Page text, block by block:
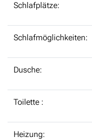
Schlafplätze:
Schlafmöglichkeiten:
Dusche:
Toilette :
Heizung: